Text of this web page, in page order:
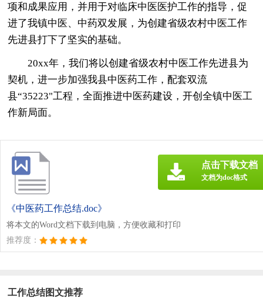
项和成果应用，并用于对临床中医医护工作的指导，促
进了我镇中医、中药双发展，为创建省级农村中医工作
先进县打下了坚实的基础。
20xx年，我们将以创建省级农村中医工作先进县为
契机，进一步加强我县中医药工作，配套双流
县“35223"工程，全面推进中医药建设，开创全镇中医工
作新局面。
《中医药工作总结.doc》
将本文的Word文档下载到电脑，方便收藏和打印
推荐度：
点击下载文档
文档为doc格式
工作总结图文推荐